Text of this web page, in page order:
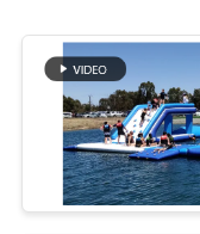
SITEMAP
PRIVACY
POLICY